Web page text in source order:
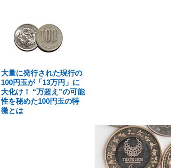
大量に発行された現行の
100円玉が「13万円」に
大化け！ “万超え”の可能
性を秘めた100円玉の特
徴とは